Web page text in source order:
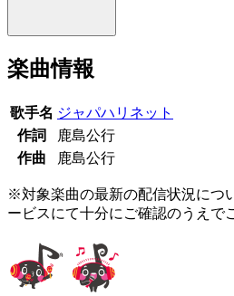
楽曲情報
歌手名 ジャパハリネット
作詞
鹿島公行
作曲
鹿島公行
※対象楽曲の最新の配信状況につ
ービスにて十分にご確認のうえで